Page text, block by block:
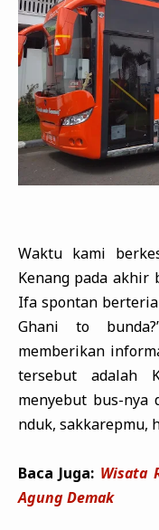
Waktu kami
Kenang pada akhir
Ifa spontan
Ghani to
memberikan
tersebut adalah
menyebut bus-nya
nduk, sakkarepmu,
Baca Juga: Wisata
Agung Demak